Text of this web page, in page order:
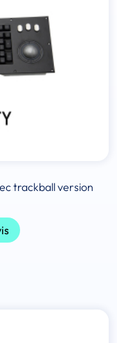
trackball version